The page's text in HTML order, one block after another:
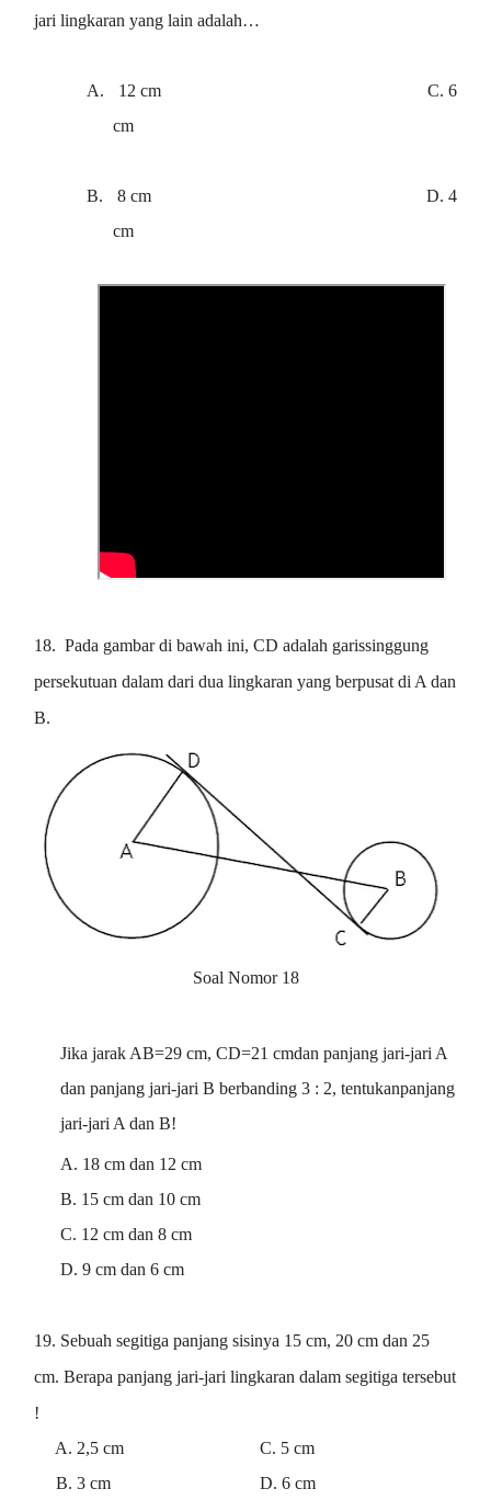
jari lingkaran yang lain adalah…
A.
12 cm C. 6
cm
B.
8 cm D. 4
cm
18. Pada gambar di bawah ini, CD adalah garissinggung
persekutuan dalam dari dua lingkaran yang berpusat di A dan
B.
Soal Nomor 18
Jika jarak AB=29 cm, CD=21 cmdan panjang jari-jari A
dan panjang jari-jari B berbanding 3 : 2, tentukanpanjang
jari-jari A dan B!
A. 18 cm dan 12 cm
B. 15 cm dan 10 cm
C. 12 cm dan 8 cm
D. 9 cm dan 6 cm
19. Sebuah segitiga panjang sisinya 15 cm, 20 cm dan 25
cm. Berapa panjang jari-jari lingkaran dalam segitiga tersebut
!
A. 2,5 cm C. 5 cm
B. 3 cm D. 6 cm